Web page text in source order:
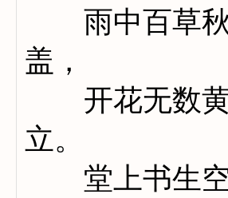
雨中百草秋
盖，
开花无数黄
立。
堂上书生空